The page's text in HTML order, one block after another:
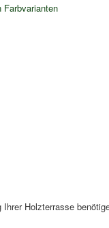
Farbvarianten
Holzterrasse